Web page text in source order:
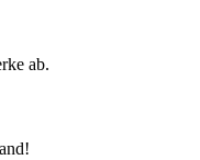
ab.